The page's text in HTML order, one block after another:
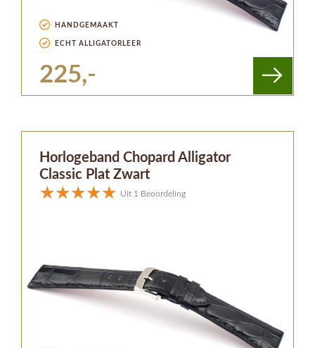
HANDGEMAAKT
ECHT ALLIGATORLEER
225,-
Horlogeband Chopard Alligator
Classic Plat Zwart
Uit 1 Beoordeling